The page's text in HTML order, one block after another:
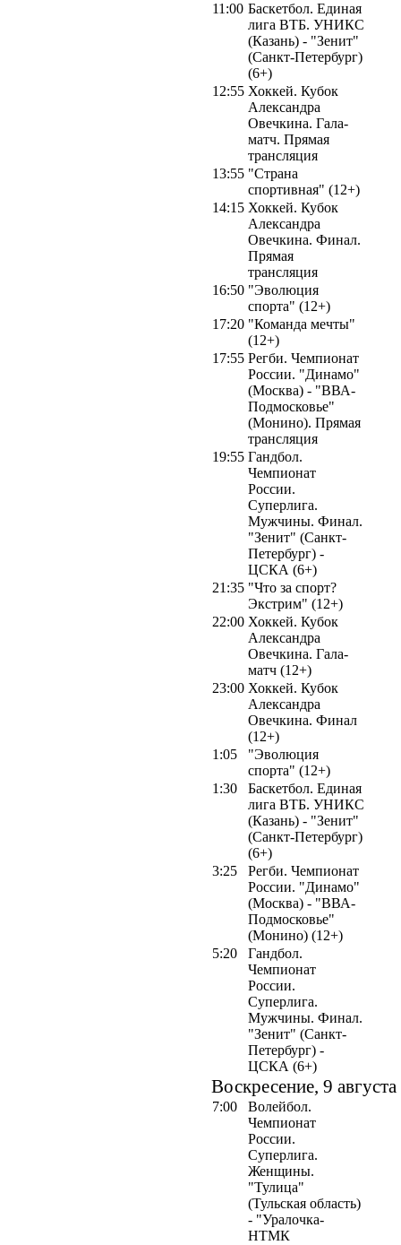
11:00 Баскетбол. Единая
лига ВТБ. УНИКС
(Казань) - "Зенит"
(Санкт-Петербург)
(6+)
12:55 Хоккей. Кубок
Александра
Овечкина. Гала-
матч. Прямая
трансляция
13:55 "Страна
спортивная" (12+)
14:15 Хоккей. Кубок
Александра
Овечкина. Финал.
Прямая
трансляция
16:50 "Эволюция
спорта" (12+)
17:20 "Команда мечты"
(12+)
17:55 Регби. Чемпионат
России. "Динамо"
(Москва) - "ВВА-
Подмосковье"
(Монино). Прямая
трансляция
19:55 Гандбол.
Чемпионат
России.
Суперлига.
Мужчины. Финал.
"Зенит" (Санкт-
Петербург) -
ЦСКА (6+)
21:35 "Что за спорт?
Экстрим" (12+)
22:00 Хоккей. Кубок
Александра
Овечкина. Гала-
матч (12+)
23:00 Хоккей. Кубок
Александра
Овечкина. Финал
(12+)
1:05
"Эволюция
спорта" (12+)
1:30
Баскетбол. Единая
лига ВТБ. УНИКС
(Казань) - "Зенит"
(Санкт-Петербург)
(6+)
3:25
Регби. Чемпионат
России. "Динамо"
(Москва) - "ВВА-
Подмосковье"
(Монино) (12+)
5:20
Гандбол.
Чемпионат
России.
Суперлига.
Мужчины. Финал.
"Зенит" (Санкт-
Петербург) -
ЦСКА (6+)
Воскресение, 9 августа
7:00
Волейбол.
Чемпионат
России.
Суперлига.
Женщины.
"Тулица"
(Тульская область)
- "Уралочка-
НТМК